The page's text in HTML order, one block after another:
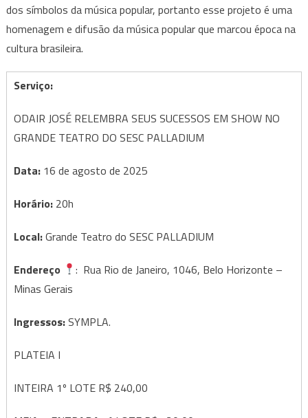
dos símbolos da música popular, portanto esse projeto é uma
homenagem e difusão da música popular que marcou época na
cultura brasileira.
Serviço:
ODAIR JOSÉ RELEMBRA SEUS SUCESSOS EM SHOW NO
GRANDE TEATRO DO SESC PALLADIUM
Data: 16 de agosto de 2025
Horário: 20h
Local:Grande Teatro do SESC PALLADIUM
Endereço
: Rua Rio de Janeiro, 1046, Belo Horizonte –
Minas Gerais
Ingressos:SYMPLA.
PLATEIA I
INTEIRA 1º LOTE R$ 240,00